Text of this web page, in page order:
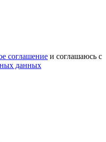
соглашение и соглашаюсь с
данных